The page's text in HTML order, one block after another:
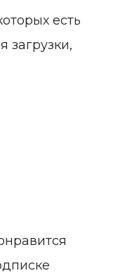
есть
загрузки,